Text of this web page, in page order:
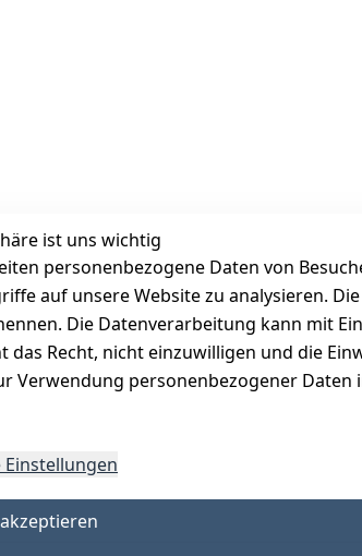
ist uns wichtig
personenbezogene Daten von
auf unsere Website zu analysieren.
Die Datenverarbeitung kann mit
Recht, nicht einzuwilligen und die
Verwendung personenbezogener Daten
Einstellungen
Zahlungsmöglichkeiten
Vorkasse
PayPal